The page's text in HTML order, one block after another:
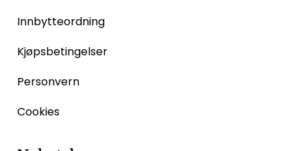
Innbytteordning
Kjøpsbetingelser
Personvern
Cookies